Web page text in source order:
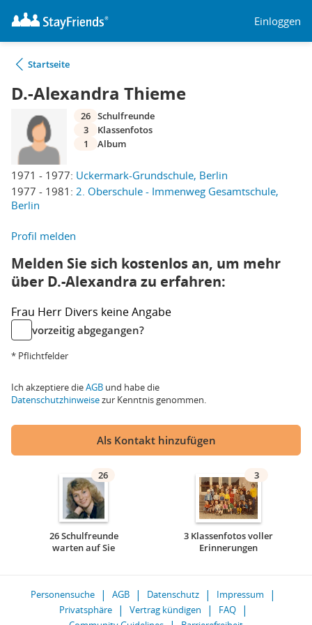
Einloggen
Startseite
D.-Alexandra Thieme
1971 - 1977: Uckermark-Grundschule, Berlin
1977 - 1981: 2. Oberschule - Immenweg Gesamtschule,
Berlin
26 Schulfreunde
3
Klassenfotos
1
Album
Profil melden
Melden Sie sich kostenlos an, um mehr
über D.-Alexandra zu erfahren:
Frau Herr Divers keine Angabe
vorzeitig abgegangen?
* Pflichtfelder
Ich akzeptiere dieAGB und habe die
Datenschutzhinweisezur Kenntnis genommen.
Als Kontakt hinzufügen
26
26 Schulfreunde
warten auf Sie
3
3 Klassenfotos voller
Erinnerungen
Personensuche AGB Datenschutz
Impressum
Privatsphäre
Vertrag kündigen
FAQ